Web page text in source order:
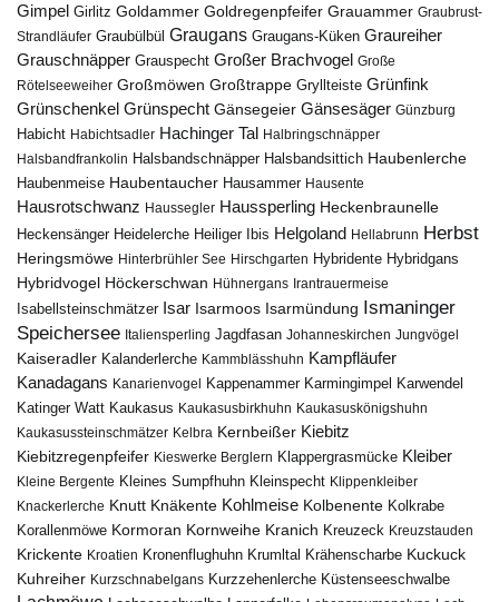
Gimpel Girlitz Goldammer Goldregenpfeifer Grauammer Graubrust-
Strandläufer Graubülbül Graugans Graugans-Küken Graureiher
Grauschnäpper Grauspecht Großer Brachvogel Große
Rötelseeweiher Großmöwen Großtrappe Gryllteiste Grünfink
Grünschenkel Grünspecht Gänsegeier Gänsesäger Günzburg
Habicht Habichtsadler Hachinger Tal Halbringschnäpper
Halsbandfrankolin Halsbandschnäpper Halsbandsittich Haubenlerche
Haubenmeise Haubentaucher Hausammer Hausente
Hausrotschwanz Haussegler Haussperling Heckenbraunelle
Heckensänger Heidelerche Heiliger Ibis Helgoland Hellabrunn Herbst
Heringsmöwe Hinterbrühler See Hirschgarten Hybridente Hybridgans
Hybridvogel Höckerschwan Hühnergans Irantrauermeise
Isabellsteinschmätzer Isar Isarmoos Isarmündung
Ismaninger
Speichersee Italiensperling Jagdfasan Johanneskirchen Jungvögel
Kaiseradler Kalanderlerche Kammblässhuhn Kampfläufer
Kanadagans Kanarienvogel Kappenammer Karmingimpel Karwendel
Katinger Watt Kaukasus Kaukasusbirkhuhn Kaukasuskönigshuhn
Kaukasussteinschmätzer Kelbra Kernbeißer Kiebitz
Kiebitzregenpfeifer Kieswerke Berglern Klappergrasmücke Kleiber
Kleine Bergente Kleines Sumpfhuhn Kleinspecht Klippenkleiber
Knackerlerche Knutt Knäkente Kohlmeise Kolbenente Kolkrabe
Korallenmöwe Kormoran Kornweihe Kranich Kreuzeck Kreuzstauden
Krickente Kroatien Kronenflughuhn Krumltal Krähenscharbe Kuckuck
Kuhreiher Kurzschnabelgans Kurzzehenlerche Küstenseeschwalbe